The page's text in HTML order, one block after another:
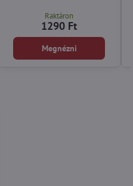
Raktáron
1290 Ft
Megnézni